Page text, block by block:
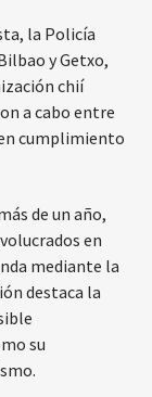
la Policía
y Getxo,
chií
a cabo entre
cumplimiento
de un año,
en
mediante la
destaca la
su